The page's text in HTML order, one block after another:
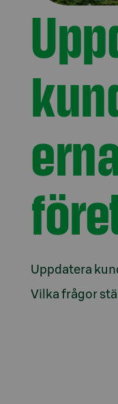
Uppdatera
Vilka frågor